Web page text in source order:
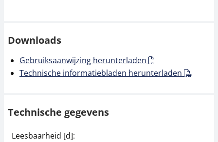
Downloads
Gebruiksaanwijzing herunterladen
Technische informatiebladen herunterladen
Technische gegevens
Leesbaarheid [d]: